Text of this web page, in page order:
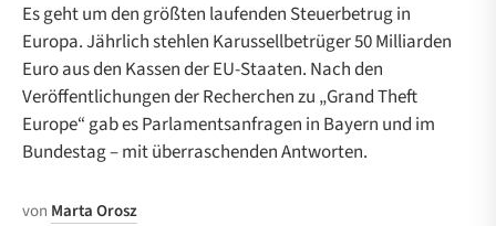
Es geht um den größten laufenden Steuerbetrug in
Europa. Jährlich stehlen Karussellbetrüger 50 Milliarden
Euro aus den Kassen der EU-Staaten. Nach den
Veröffentlichungen der Recherchen zu „Grand Theft
Europe“ gab es Parlamentsanfragen in Bayern und im
Bundestag – mit überraschenden Antworten.
von Marta Orosz